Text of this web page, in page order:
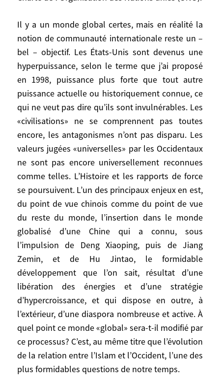
Il y a un monde global certes, mais en réalité la
notion de communauté internationale reste un –
bel – objectif. Les États-Unis sont devenus une
hyperpuissance, selon le terme que j’ai proposé
en 1998, puissance plus forte que tout autre
puissance actuelle ou historiquement connue, ce
qui ne veut pas dire qu’ils sont invulnérables. Les
«civilisations» ne se comprennent pas toutes
encore, les antagonismes n’ont pas disparu. Les
valeurs jugées «universelles» par les Occidentaux
ne sont pas encore universellement reconnues
comme telles. L’Histoire et les rapports de force
se poursuivent. L’un des principaux enjeux en est,
du point de vue chinois comme du point de vue
du reste du monde, l’insertion dans le monde
globalisé d’une Chine qui a connu, sous
l’impulsion de Deng Xiaoping, puis de Jiang
Zemin, et de Hu Jintao, le formidable
développement que l’on sait, résultat d’une
libération des énergies et d’une stratégie
d’hypercroissance, et qui dispose en outre, à
l’extérieur, d’une diaspora nombreuse et active. À
quel point ce monde «global» sera-t-il modifié par
ce processus? C’est, au même titre que l’évolution
de la relation entre l’Islam et l’Occident, l’une des
plus formidables questions de notre temps.
publique dans son immense majorité,
n’interprètent ces événements que comme
une victoire occidentale, voire américaine.
Pour beaucoup d’Américains cela annonce
la «fin de l’histoire» (Francis Fukuyama)
par le triomphe des valeurs politiques et
économiques occidentales et un «nouvel
ordre international» sous le leadership
américain (George Bush senior). Pour
d’autres occidentaux, plus idéalistes, ou
moins nationalistes – particulièrement en
Europe –, cela fait espérer l’avènement
d’une «communauté internationale» au
sein de laquelle les relations
internationales se conformeraient enfin
aux principes de la Charte de
l’Organisation des Nations unies (ONU).
Il y a un monde global certes, mais en
réalité la notion de communauté
internationale reste un – bel – objectif. Les
États-Unis sont devenus une
hyperpuissance, selon le terme que j’ai
proposé en 1998, puissance plus forte que
tout autre puissance actuelle ou
historiquement connue, ce qui ne veut pas
dire qu’ils sont invulnérables. Les
«civilisations» ne se comprennent pas